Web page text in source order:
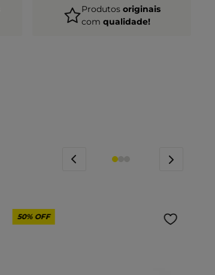
Produtos originais
com qualidade!
50% OFF